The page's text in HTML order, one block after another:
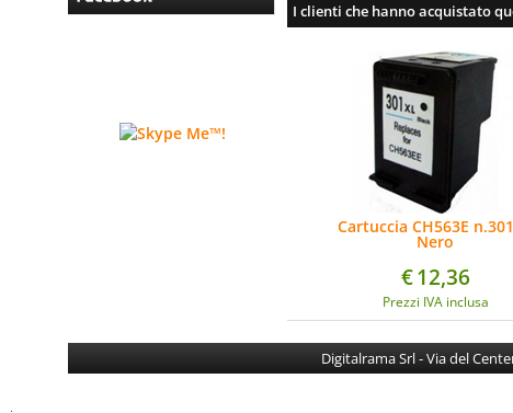
I clienti che hanno acquistato
Cartuccia CH563E
Nero
HP OfficeJet
2620/2624/2622/4630
€12,36
Prezzi IVA inclusa
Digitalrama Srl - Via del